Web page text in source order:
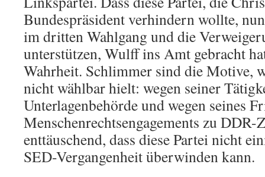
Bundespräsident verhindern wollte,
im dritten Wahlgang und die
unterstützen, Wulff ins Amt gebracht
Wahrheit. Schlimmer sind die Motive,
nicht wählbar hielt: wegen seiner
Unterlagenbehörde und wegen seines
Menschenrechtsengagements zu DDR-
enttäuschend, dass diese Partei nicht
SED-Vergangenheit überwinden kann.